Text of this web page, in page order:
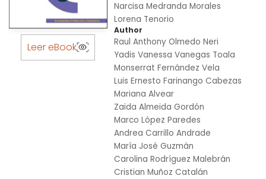
Skip
the
Leer eBook
Narcisa Medranda Morales
Lorena Tenorio
Author
Raul Anthony Olmedo Neri
Yadis Vanessa Vanegas Toala
Monserrat Fernández Vela
Luis Ernesto Farinango Cabezas
Mariana Alvear
Zaida Almeida Gordón
Marco López Paredes
Andrea Carrillo Andrade
María José Guzmán
Carolina Rodríguez Malebrán
Cristian Muñoz Catalán